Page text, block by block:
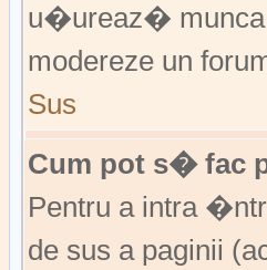
u�ureaz�
modereze un
Sus
Cum pot s� fac
Pentru a intra
de sus a paginii